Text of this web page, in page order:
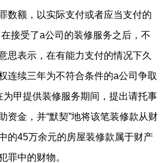
数额，以实际支付或者应当支付的
接受了a公司的装修服务之后，不
思表示，在有能力支付的情况下久
连续三年为不符合条件的a公司争取
甲提供装修服务期间，提出请托事
资金，并“默契”地将该笔装修款从财
的45万余元的房屋装修款属于财产
罪中的财物。